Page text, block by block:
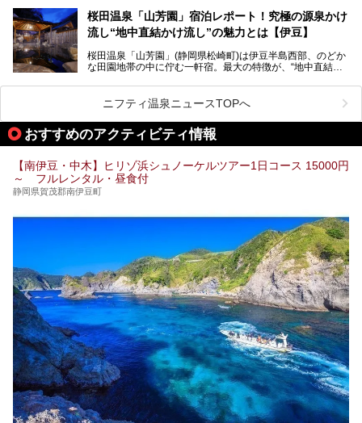
この記事はプレジャーリゾート 伊豆赤沢温泉のPR記事で
す。
京からは約2時間30分、直通電車もありアクセスしやすいの
もうれしいところ。
入れる温泉施設、チェックしたい観光スポットやアクティビ
ティなどを一挙にまとめピックアップ。伊豆稲取温泉を訪れ
桜田温泉「山芳園」宿泊レポート！究極の源泉かけ
流し“地中直結かけ流し”の魅力とは【伊豆】
桜田温泉「山芳園」(静岡県松崎町)は伊豆半島西部、のどか
な田園地帯の中に佇む一軒宿。最大の特徴が、“地中直結か
地下に眠る源泉を加水・加温・消毒無し、さらには途中過程
で空気にも触れさせることなく浴槽まで提供。「究極の源泉
かけ流し」と言っても決して過言ではありません。
今回、桜田温泉「山芳園」の“温泉”を中心に、その魅力を詳
細レポート。また口コミの評判も非常に高い宿であり、客室
や食事も併せて徹底紹介します！
ニフティ温泉ニュースTOPへ
おすすめのアクティビティ情報
【南伊豆・中木】ヒリゾ浜シュノーケルツアー1日コース 15000円
～ フルレンタル・昼食付
静岡県賀茂郡南伊豆町